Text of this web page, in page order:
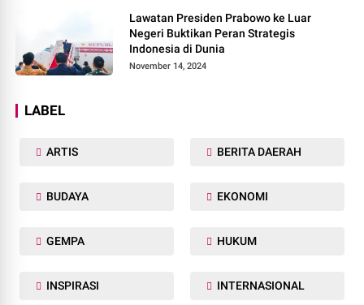
Lawatan Presiden Prabowo ke Luar
Negeri Buktikan Peran Strategis
Indonesia di Dunia
November 14, 2024
LABEL
ARTIS BERITA DAERAH
BUDAYA EKONOMI
GEMPA HUKUM
INSPIRASI INTERNASIONAL